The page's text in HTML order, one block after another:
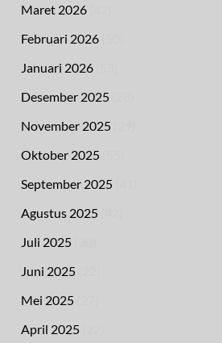
Maret 2026
Februari 2026
Januari 2026
Desember 2025
November 2025
Oktober 2025
September 2025
Agustus 2025
Juli 2025
Juni 2025
Mei 2025
April 2025